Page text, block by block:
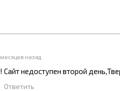
назад
Сайт недоступен второй
Ответить